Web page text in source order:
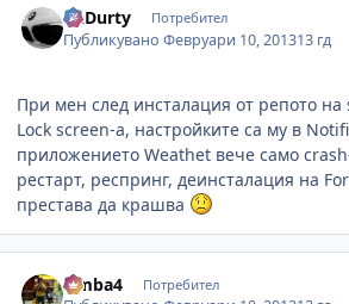
DaDurty Потребител
ПубликуваноФевруари 10, 201313 гд
При мен след инсталация от репото
Lock screen-a, настройките са му в
приложението Weathet вече само
рестарт, респринг, деинсталация на
престава да крашва
simba4 Потребител